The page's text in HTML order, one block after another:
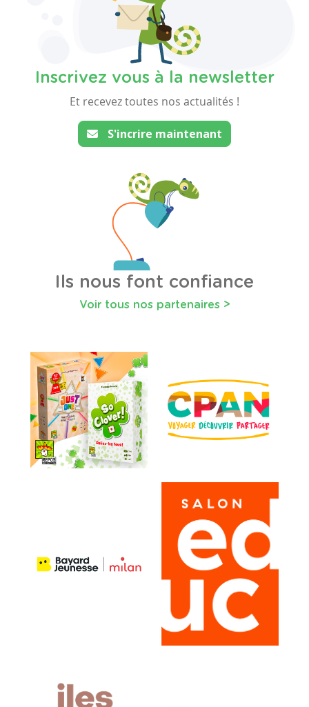
Inscrivez vous à la newsletter
Et recevez toutes nos actualités !
S'incrire maintenant
Ils nous font confiance
Voir tous nos partenaires >